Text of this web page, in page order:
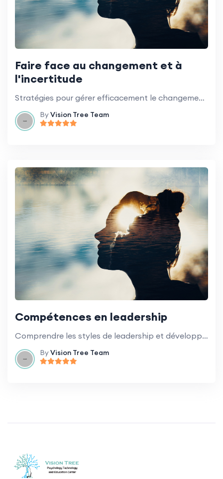
Faire face au changement et à
l'incertitude
Stratégies pour gérer efficacement le changement et l'incertitude dans l'environnement de travail.
ByVision Tree Team
Compétences en leadership
Comprendre les styles de leadership et développer des compétences de leadership efficaces.
ByVision Tree Team